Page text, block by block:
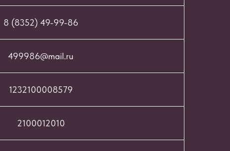
8 (8352) 49-99-86
499986@mail.ru
1232100008579
2100012010